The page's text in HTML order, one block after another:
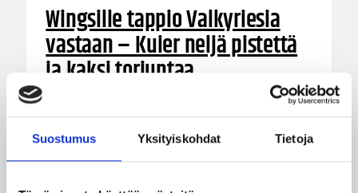
Suostumus Yksityiskohdat Tietoja
Wingsille tappio Valkyriesia
vastaan – Kuier neljä pistettä
ja kaksi torjuntaa
WNBA:ssa Dallas Wings kärsi tappion, kun
Golden State Valkyries oli parempi
loppulukemin 94-76 (44-36). Awak Kuier tilastoi
vaihdoissa yhdeksässä ja puolessa minuutissa